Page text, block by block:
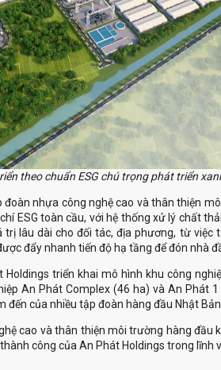
theo chuẩn ESG chú trọng phát triển
ESG toàn cầu, với hệ thống xử lý chất
trị lâu dài cho đối tác, địa phương, từ việc
An Phát Complex (46 ha) và An Phát
công của An Phát Holdings trong lĩnh